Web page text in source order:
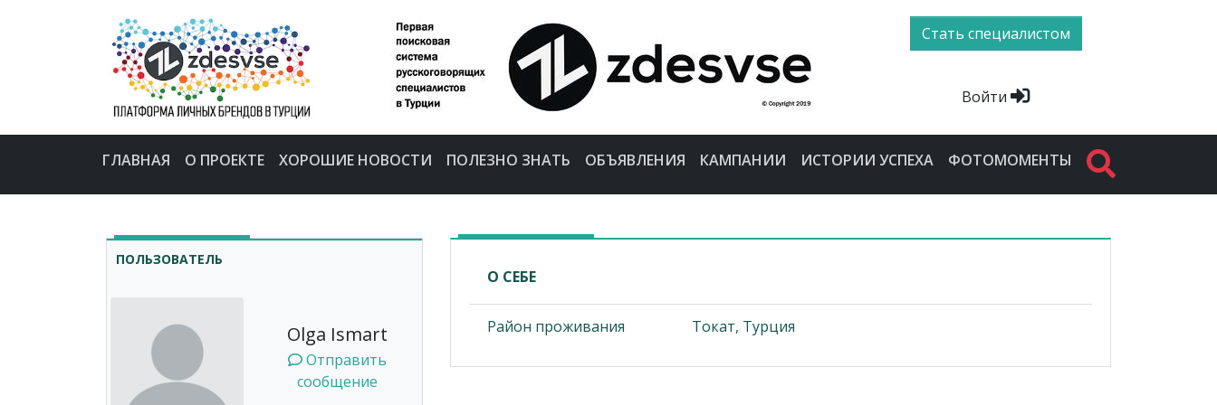
Стать специалистом
Войти
ГЛАВНАЯ О ПРОЕКТЕ ХОРОШИЕ НОВОСТИ ПОЛЕЗНО ЗНАТЬ ОБЪЯВЛЕНИЯ КАМПАНИИ ИСТОРИИ УСПЕХА ФОТОМОМЕНТЫ
ПОЛЬЗОВАТЕЛЬ
Olga Ismart
Отправить
сообщение
О СЕБЕ
Район проживания Токат, Турция